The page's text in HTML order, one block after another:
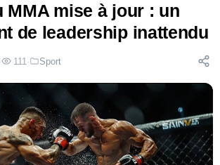
MMA mise à jour : un
de leadership inattendu
· 111 · Sport